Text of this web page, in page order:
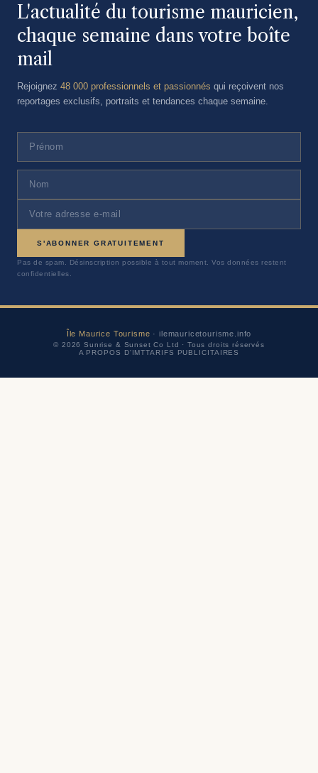
L'actualité du tourisme mauricien,
chaque semaine dans votre boîte
mail
Rejoignez 48 000 professionnels et passionnés qui reçoivent nos
reportages exclusifs, portraits et tendances chaque semaine.
S'ABONNER GRATUITEMENT
Pas de spam. Désinscription possible à tout moment. Vos données restent
confidentielles.
Île Maurice Tourisme · ilemauricetourisme.info
© 2026 Sunrise & Sunset Co Ltd · Tous droits réservés
A PROPOS D'IMTTARIFS PUBLICITAIRES